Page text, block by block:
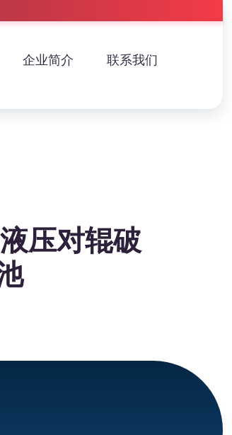
企业简介 联系我们
压对辊破